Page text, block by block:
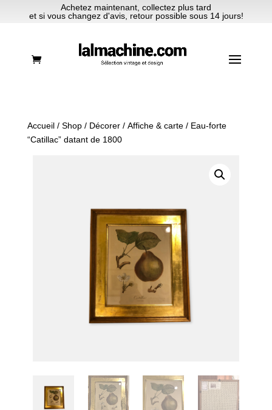
Achetez maintenant, collectez plus tard
et si vous changez d'avis, retour possible sous 14 jours!
Accueil/ Shop/ Décorer/ Affiche & carte/ Eau-forte
“Catillac” datant de 1800